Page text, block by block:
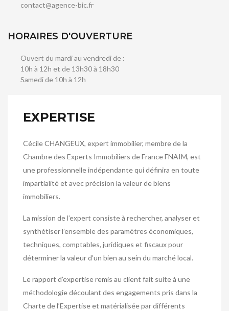
contact@agence-bic.fr
HORAIRES D'OUVERTURE
Ouvert du mardi au vendredi de :
10h à 12h et de 13h30 à 18h30
Samedi de 10h à 12h
EXPERTISE
Cécile CHANGEUX, expert immobilier, membre de la
Chambre des Experts Immobiliers de France FNAIM, est
une professionnelle indépendante qui définira en toute
impartialité et avec précision la valeur de biens
immobiliers.
La mission de l’expert consiste à rechercher, analyser et
synthétiser l’ensemble des paramètres économiques,
techniques, comptables, juridiques et fiscaux pour
déterminer la valeur d’un bien au sein du marché local.
Le rapport d’expertise remis au client fait suite à une
méthodologie découlant des engagements pris dans la
Charte de l’Expertise et matérialisée par différents